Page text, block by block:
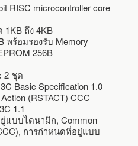
RISC microcontroller core
ถึง 4KB
พร้อมรองรับ Memory
256B
2 ชุด
Basic Specification 1.0
(RSTACT) CCC
1.1
แบบไดนามิก, Common
การกำหนดที่อยู่แบบ